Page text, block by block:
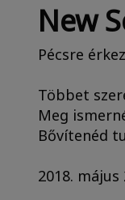
New
Pécsre
Többet
Meg
Bővítenéd
2018.